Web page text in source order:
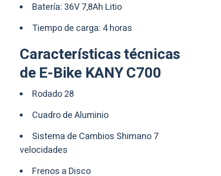
Batería: 36V 7,8Ah Litio
Tiempo de carga: 4 horas
Características técnicas
de E-Bike KANY C700
Rodado 28
Cuadro de Aluminio
Sistema de Cambios Shimano 7
velocidades
Frenos a Disco